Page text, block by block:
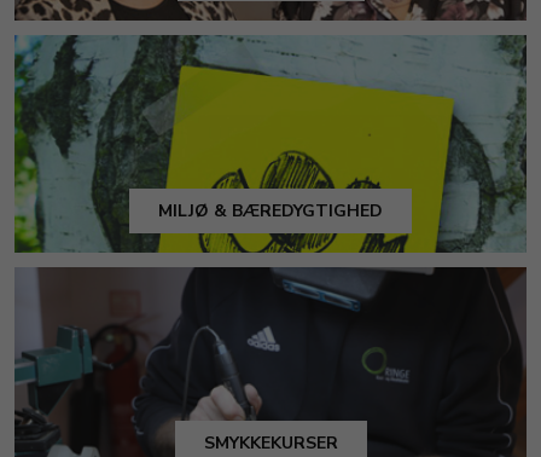
MILJØ & BÆREDYGTIGHED
SMYKKEKURSER